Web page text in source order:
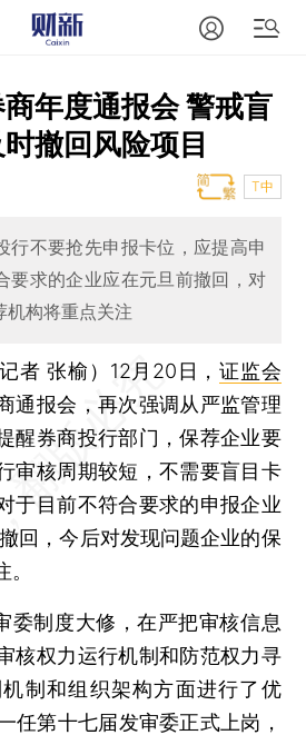
年度通报会 警戒盲
撤回风险项目
T中
行不要抢先申报卡位，应提高申
要求的企业应在元旦前撤回，对
机构将重点关注
者 张榆） 12月20日，证监会
通报会，再次强调从严监管理
醒券商投行部门，保荐企业要
审核周期较短，不需要盲目卡
于目前不符合要求的申报企业
回，今后对发现问题企业的保
制度大修，在严把审核信息
核权力运行机制和防范权力寻
制和组织架构方面进行了优
任第十七届发审委正式上岗，